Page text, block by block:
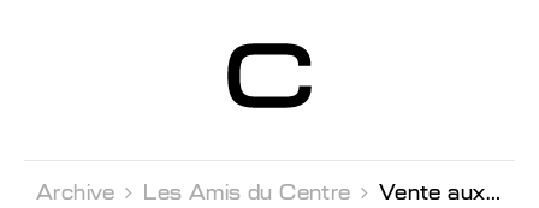
Contemporain
Genève
Archive  Les Amis du Centre  Vente aux enchères silencieuses